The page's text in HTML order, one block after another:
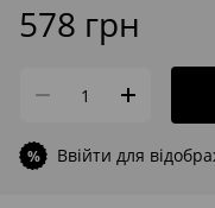
578 грн
% Ввійти для